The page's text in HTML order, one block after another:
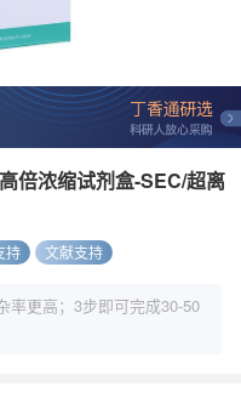
倍浓缩试剂盒-SEC/超离
持 文献支持
率更高；3步即可完成30-50